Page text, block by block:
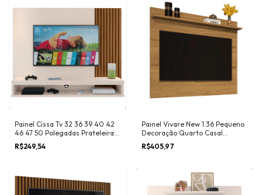
Painel Cissa Tv 32 36 39 40 42
46 47 50 Polegadas Prateleira
Inferior Nicho Decorativo
Suspenso Quarto Sala
R$249,54
Painel Vivare New 1.36 Pequeno
Decoração Quarto Casal
Solteiro Sala Tv 32 36 39 40 42
43 46 47 48 50 Polegadas
R$405,97